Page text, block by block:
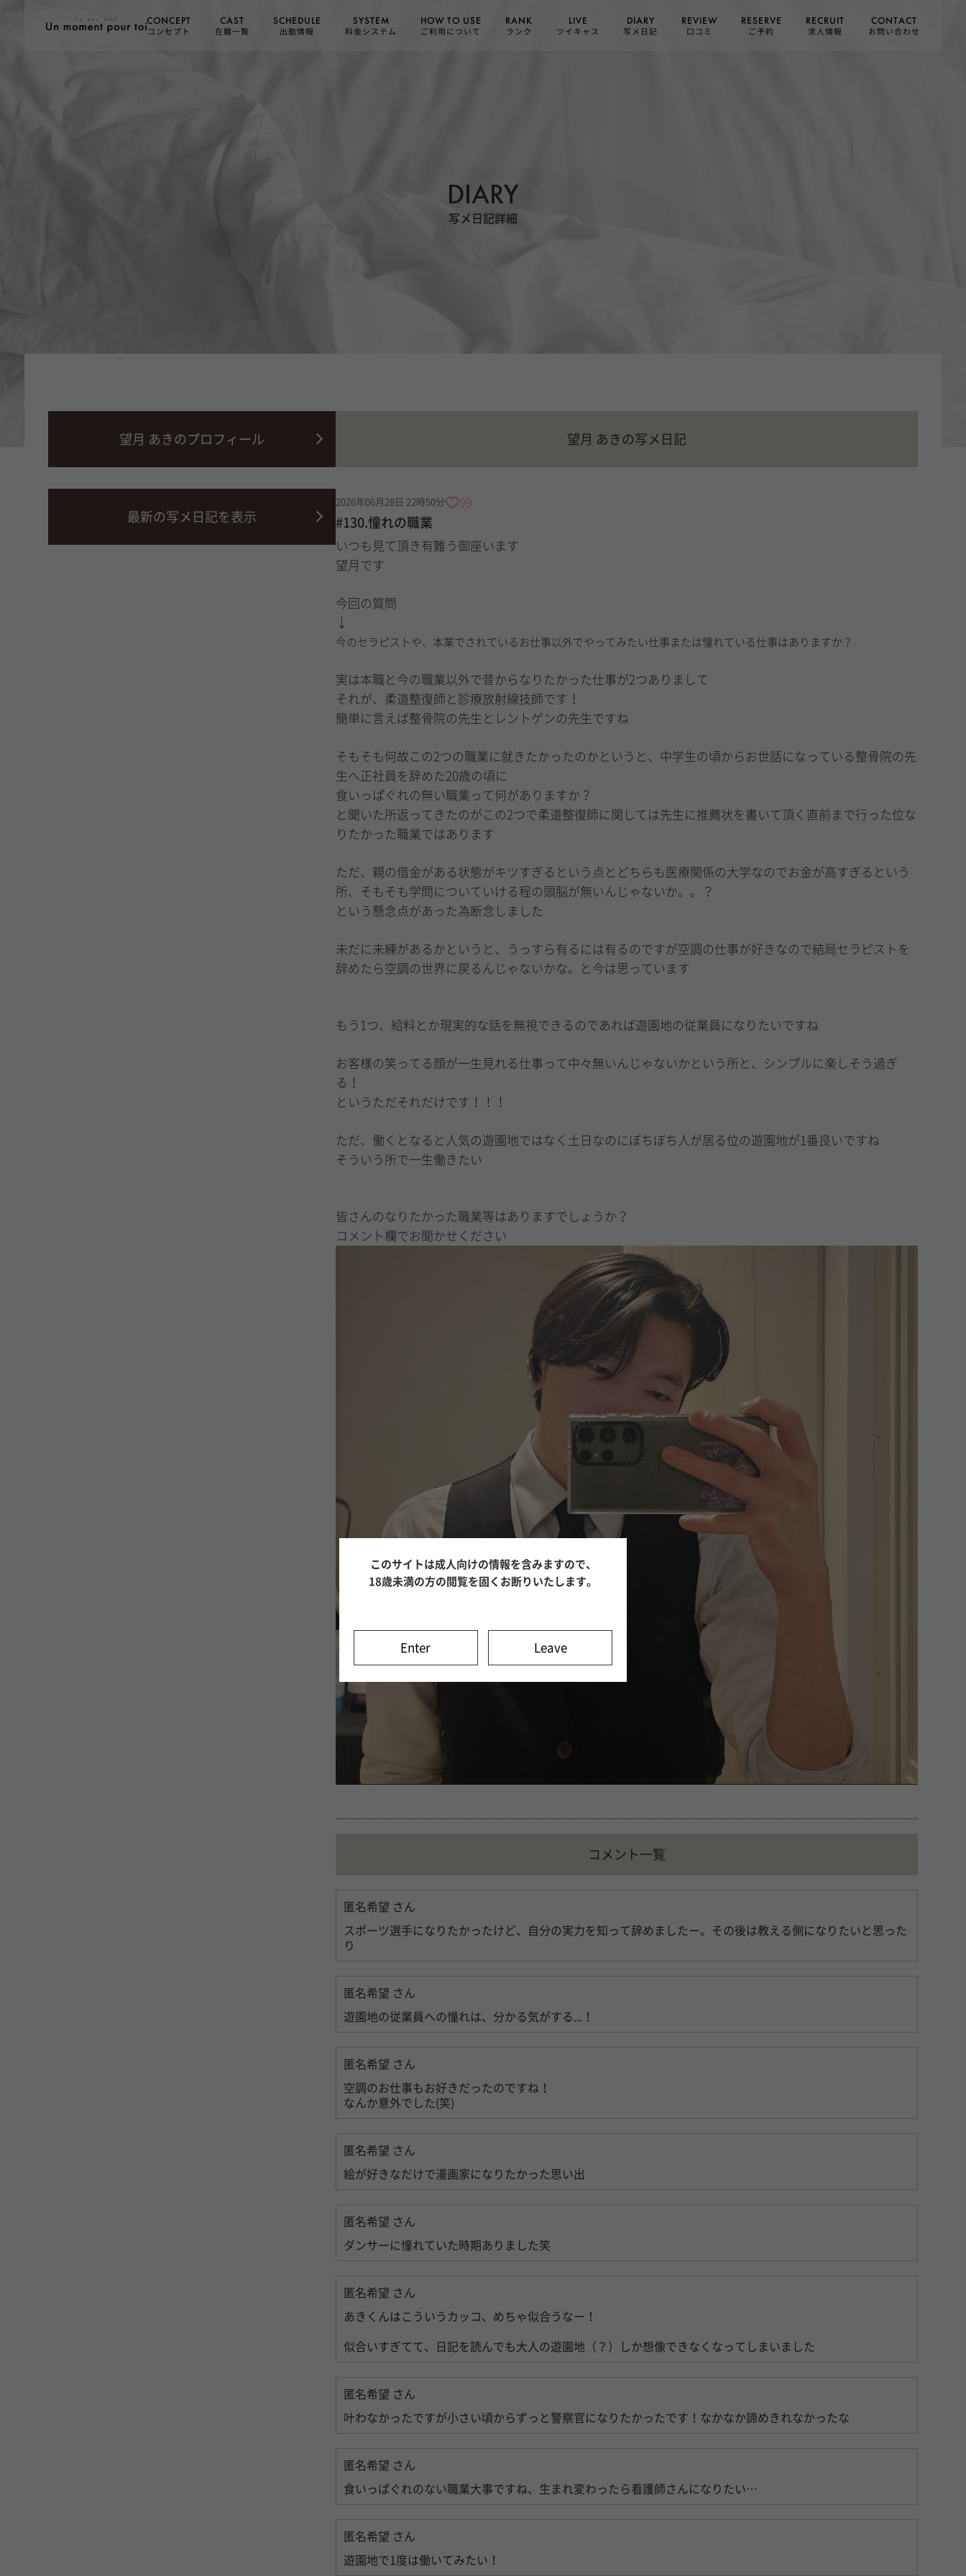
DIARY
写メ日記詳細
CONCEPT
コンセプト
CAST
在籍一覧
SCHEDULE
出勤情報
SYSTEM
料金システム
HOW TO USE
ご利用について
RANK
ランク
LIVE
ツイキャス
DIARY
写メ日記
REVIEW
口コミ
RESERVE
ご予約
RECRUIT
求人情報
CONTACT
お問い合わせ
望月 あきのプロフィール
最新の写メ日記を表示
望月 あきの写メ日記
2026年06月28日 22時50分 99
#130.憧れの職業
いつも見て頂き有難う御座います
望月です
今回の質問
↓
今のセラピストや、本業でされているお仕事以外でやってみたい仕事または憧れている仕事はありますか？
実は本職と今の職業以外で昔からなりたかった仕事が2つありまして
それが、柔道整復師と診療放射線技師です！
簡単に言えば整骨院の先生とレントゲンの先生ですね
そもそも何故この2つの職業に就きたかったのかというと、中学生の頃からお世話になっている整骨院の先
生へ正社員を辞めた20歳の頃に
食いっぱぐれの無い職業って何がありますか？
と聞いた所返ってきたのがこの2つで柔道整復師に関しては先生に推薦状を書いて頂く直前まで行った位な
りたかった職業ではあります
ただ、親の借金がある状態がキツすぎるという点とどちらも医療関係の大学なのでお金が高すぎるという
所、そもそも学問についていける程の頭脳が無いんじゃないか。。？
という懸念点があった為断念しました
未だに未練があるかというと、うっすら有るには有るのですが空調の仕事が好きなので結局セラピストを
辞めたら空調の世界に戻るんじゃないかな。と今は思っています
もう1つ、給料とか現実的な話を無視できるのであれば遊園地の従業員になりたいですね
お客様の笑ってる顔が一生見れる仕事って中々無いんじゃないかという所と、シンプルに楽しそう過ぎ
る！
というただそれだけです！！！
ただ、働くとなると人気の遊園地ではなく土日なのにぼちぼち人が居る位の遊園地が1番良いですね
そういう所で一生働きたい
皆さんのなりたかった職業等はありますでしょうか？
コメント欄でお聞かせください
コメント一覧
匿名希望 さん
スポーツ選手になりたかったけど、自分の実力を知って辞めましたー。その後は教える側になりたいと思った
り
匿名希望 さん
遊園地の従業員への憧れは、分かる気がする...！
匿名希望 さん
空調のお仕事もお好きだったのですね！
なんか意外でした(笑)
匿名希望 さん
絵が好きなだけで漫画家になりたかった思い出
匿名希望 さん
ダンサーに憧れていた時期ありました笑
匿名希望 さん
あきくんはこういうカッコ、めちゃ似合うなー！
似合いすぎてて、日記を読んでも大人の遊園地（？）しか想像できなくなってしまいました
匿名希望 さん
叶わなかったですが小さい頃からずっと警察官になりたかったです！なかなか諦めきれなかったな
匿名希望 さん
食いっぱぐれのない職業大事ですね、生まれ変わったら看護師さんになりたい…
匿名希望 さん
遊園地で1度は働いてみたい！
このサイトは成人向けの情報を含みますので、
18歳未満の方の閲覧を固くお断りいたします。
Enter Leave